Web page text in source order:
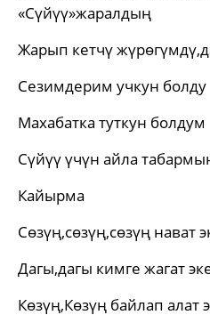
«Сүйүү»жаралдың
Жарып кетчү
Сезимдерим учкун болду
Махабатка туткун болдум
Сүйүү үчүн айла
Кайырма
Сөзүң,сөзүң,сөзүң нават
Дагы,дагы кимге жагат
Көзүң,Көзүң байлап алат